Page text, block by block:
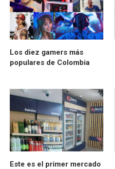
Los diez gamers más
populares de Colombia
Este es el primer mercado